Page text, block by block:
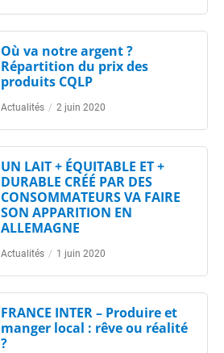
Où va notre argent ?
Répartition du prix des
produits CQLP
Actualités / 2 juin 2020
UN LAIT + ÉQUITABLE ET +
DURABLE CRÉÉ PAR DES
CONSOMMATEURS VA FAIRE
SON APPARITION EN
ALLEMAGNE
Actualités / 1 juin 2020
FRANCE INTER – Produire et
manger local : rêve ou réalité
?